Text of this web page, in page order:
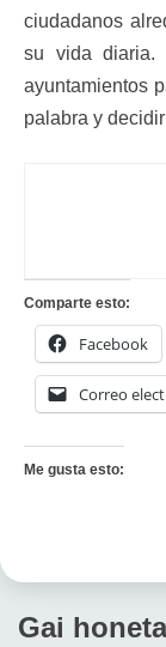
ciudadanos
su vida diaria.
ayuntamientos
palabra y
Comparte esto:
Facebook
Correo
Me gusta esto:
Gai